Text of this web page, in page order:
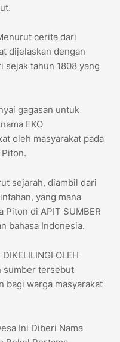
cerita dari
dijelaskan dengan
sejak tahun 1808 yang
gagasan untuk
EKO
oleh masyarakat pada
sejarah, diambil dari
yang mana
Piton di APIT SUMBER
bahasa Indonesia.
OLEH
sumber tersebut
bagi warga masyarakat
Ini Diberi Nama